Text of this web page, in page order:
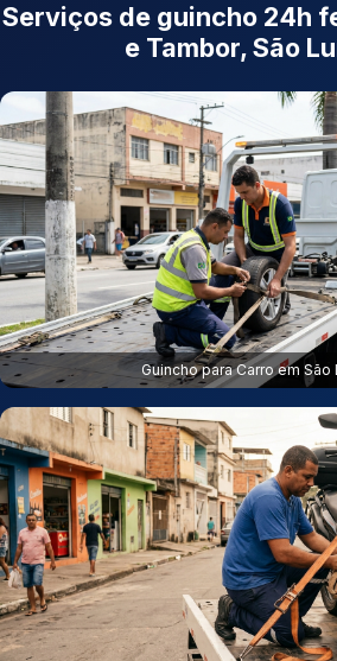
Serviços de guincho 24h
e Tambor, São
Guincho para Carro em São